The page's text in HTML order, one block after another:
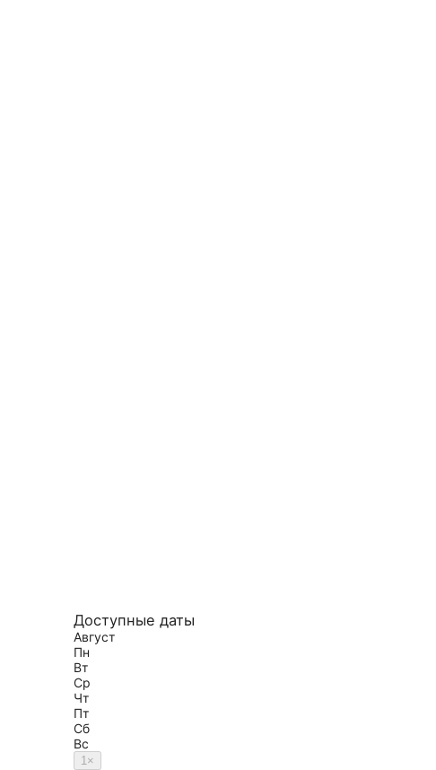
Доступные даты
Август
Пн
Вт
Ср
Чт
Пт
Сб
Вс
1×